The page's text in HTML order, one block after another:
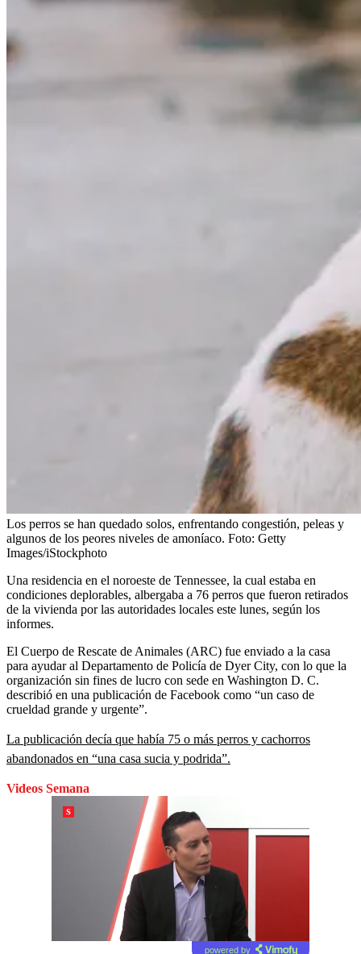
Los perros se han quedado solos, enfrentando congestión, peleas y
algunos de los peores niveles de amoníaco. Foto: Getty
Images/iStockphoto
Una residencia en el noroeste de Tennessee, la cual estaba en
condiciones deplorables, albergaba a 76 perros que fueron retirados
de la vivienda por las autoridades locales este lunes, según los
informes.
El Cuerpo de Rescate de Animales (ARC) fue enviado a la casa
para ayudar al Departamento de Policía de Dyer City, con lo que la
organización sin fines de lucro con sede en Washington D. C.
describió en una publicación de Facebook como “un caso de
crueldad grande y urgente”.
La publicación decía que había 75 o más perros y cachorros
abandonados en “una casa sucia y podrida”.
Videos Semana
powered by